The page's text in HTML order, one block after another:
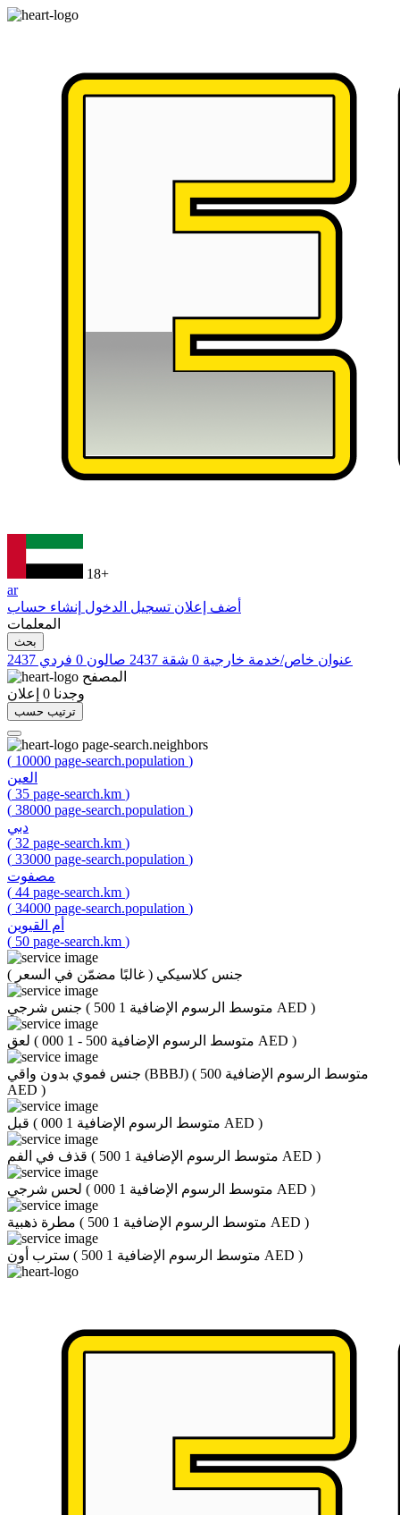
18+
ar
أضف إعلان تسجيل الدخول إنشاء حساب
المعلمات
بحث
عنوان خاص/خدمة خارجية 0 شقة 2437 صالون 0 فردي 2437
المصفح
وجدنا 0 إعلان
ترتيب حسب
page-search.neighbors
( 10000 page-search.population )
العين
( 35 page-search.km )
( 38000 page-search.population )
دبي
( 32 page-search.km )
( 33000 page-search.population )
مصفوت
( 44 page-search.km )
( 34000 page-search.population )
أم القيوين
( 50 page-search.km )
جنس كلاسيكي ( غالبًا مضمّن في السعر )
( متوسط الرسوم الإضافية 1 500 AED )
( متوسط الرسوم الإضافية 500 - 1 000 AED )
جنس فموي بدون واقي (BBBJ) ( متوسط الرسوم الإضافية 500
AED )
( متوسط الرسوم الإضافية 1 000 AED )
( متوسط الرسوم الإضافية 1 500 AED )
( متوسط الرسوم الإضافية 1 000 AED )
( متوسط الرسوم الإضافية 1 500 AED )
( متوسط الرسوم الإضافية 1 500 AED )